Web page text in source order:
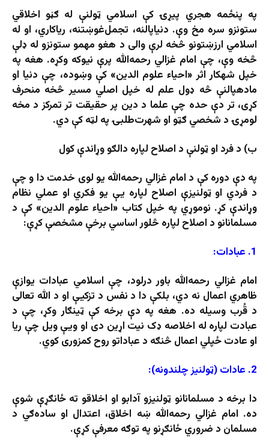
په پنځمه هجري پیړۍ کې اسلامي ټولنې له ګڼو اخلاقي
ستونزو سره مخ وې. دنیاپالنه، تجمل‌غوښتنه، ریاکاري، او له
اسلامي ارزښتونو څخه لرې والی د هغو مهمو ستونزو له ډلې
څخه وې، چې امام غزالي رحمه‌الله پرې نیوکه وکړه. هغه په
خپل شهکار اثر «احیاء علوم الدین» کې وښوده، چې دنیا او
مادهپالنې څه ډول علم له خپل اصلي مسیر څخه منحرف
کړی، تر دې حده چې علما د دین پر حقیقت تر تمرکز د مخه
لومړۍ د شخصي ګټو او شهرت‌طلبۍ په لټه کې دي.
ب) د فرد او ټولنې د اصلاح لپاره دالګو وړاندې کول
په دې دوره کې د امام غزالي رحمه‌الله یو لوی خدمت دا و چې
د فردي او ټولنیزې اصلاح لپاره یې یو فکري او عملي نظام
وړاندې کړ. نوموړي په خپل کتاب «احیاء علوم الدین» کې د
مسلمانانو د اصلاح لپاره څلور اساسي برخې مشخصې کړې:
1. عبادات:
امام غزالي رحمه‌الله باور درلود، چې اسلامي عبادات یوازې
ظاهري اعمال نه دي، بلکې دا د نفس د تزکیې او د الله تعالی
د قُرب وسیله ده. هغه په دې برخه کې ټینګار وکړ، چې د
عبادت لپاره له اخلاصه ډک نیت اړین دی او ویې ویل چې ریا
او عادت ځپلي اعمال څنګه د عباداتو روح کمزوری کوي.
2. عادات (ټولنیز چلندونه):
دا برخه د مسلمانانو ټولنیزو آدابو او اخلاقو ته ځانګړې شوې
ده. امام غزالي رحمه‌الله ښه اخلاق، اعتدال او ساده‌ګي د
مسلمان د ضروري ځانګړنو په توګه معرفې کړې.